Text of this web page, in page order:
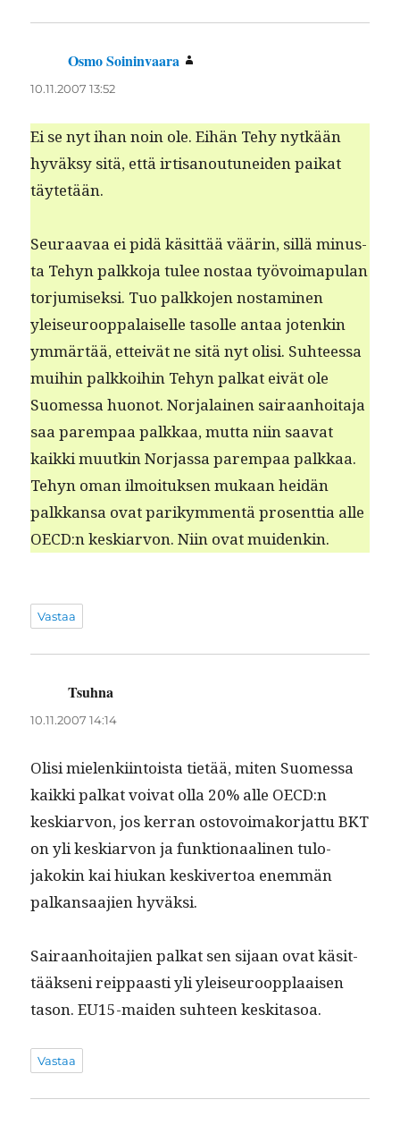
Osmo Soininvaara
10.11.2007 13:52
Ei se nyt ihan noin ole. Eihän Tehy nytkään
hyväksy sitä, että irti­sanoutunei­den paikat
täytetään.
Seu­raavaa ei pidä käsit­tää väärin, sil­lä minus­
ta Tehyn palkko­ja tulee nos­taa työvoima­pu­lan
tor­ju­misek­si. Tuo palkko­jen nos­t­a­mi­nen
yleiseu­roop­palaiselle tasolle antaa jotenkin
ymmärtää, etteivät ne sitä nyt olisi. Suh­teessa
mui­hin palkkoi­hin Tehyn palkat eivät ole
Suomes­sa huonot. Nor­jalainen sairaan­hoita­ja
saa parem­paa palkkaa, mut­ta niin saa­vat
kaik­ki muutkin Nor­jas­sa parem­paa palkkaa.
Tehyn oman ilmoituk­sen mukaan hei­dän
palkkansa ovat parikym­men­tä pros­ent­tia alle
OECD:n keskiar­von. Niin ovat muidenkin.
Vastaa
Tsuhna
10.11.2007 14:14
Olisi mie­lenki­in­toista tietää, miten Suomes­sa
kaik­ki palkat voivat olla 20% alle OECD:n
keskiar­von, jos ker­ran ostovoimako­r­jat­tu BKT
on yli keskiar­von ja funk­tion­aa­li­nen tulo­
jakokin kai hiukan keskiver­toa enem­män
palka­nsaa­jien hyväksi.
Sairaan­hoita­jien palkat sen sijaan ovat käsit­
tääk­seni reip­paasti yli yleiseu­roop­plaaisen
tason. EU15-maid­en suh­teen keskitasoa.
Vastaa